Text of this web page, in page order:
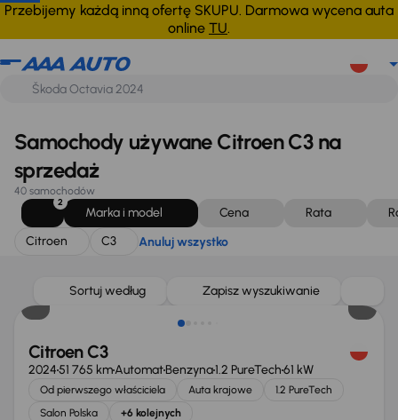
Przebijemy każdą inną ofertę SKUPU. Darmowa wycena auta
online TU.
Citroen C3 Anuluj wszystko
Samochody używane Citroen C3 na
sprzedaż
40 samochodów
2
Marka i model Cena Rata
Citroen
C3 Anuluj wszystko
Sortuj według Zapisz wyszukiwanie
Taniej o 1 000 zł
Citroen C3
202451 765 kmAutomatBenzyna1.2 PureTech61 kW
Od pierwszego właściciela Auta krajowe
1.2 PureTech
Salon Polska
+6 kolejnych